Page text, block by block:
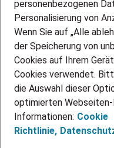
ÜBER UNS
STANDORTE
BLOG
PRESSE
KONTAKT
@Adecco 2026
IMPRESSUM
DATENSCHUTZ
personenbezogenen
Personalisierung von
Wenn Sie auf „Alle
der Speicherung von
Cookies auf Ihrem
Cookies verwendet.
die Auswahl dieser
optimierten Webseiten-
Informationen: Cookie
Richtlinie,